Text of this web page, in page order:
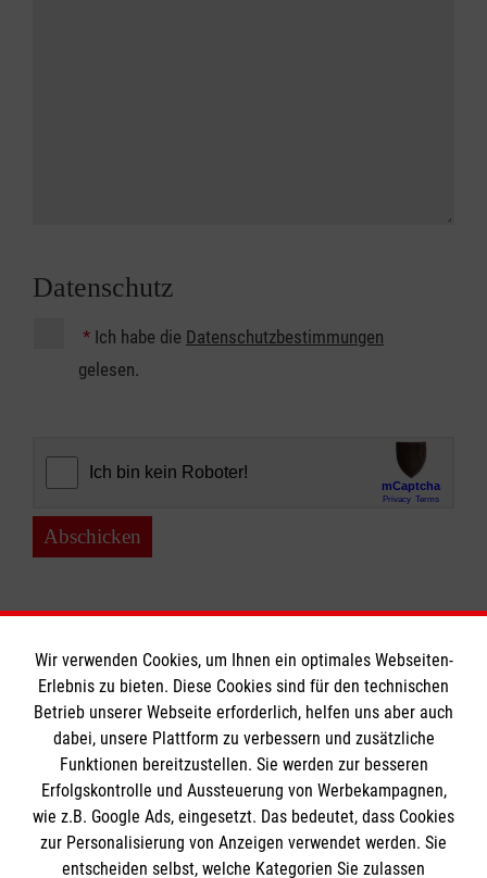
Datenschutz
* Ich habe die Datenschutzbestimmungen
gelesen.
Abschicken
Informationen
Impressum
Datenschutz
Barrierefreiheit
Die Malteser
Wir verwenden Cookies, um Ihnen ein optimales Webseiten-
Erlebnis zu bieten. Diese Cookies sind für den technischen
Betrieb unserer Webseite erforderlich, helfen uns aber auch
dabei, unsere Plattform zu verbessern und zusätzliche
Funktionen bereitzustellen. Sie werden zur besseren
Erfolgskontrolle und Aussteuerung von Werbekampagnen,
wie z.B. Google Ads, eingesetzt. Das bedeutet, dass Cookies
zur Personalisierung von Anzeigen verwendet werden. Sie
entscheiden selbst, welche Kategorien Sie zulassen